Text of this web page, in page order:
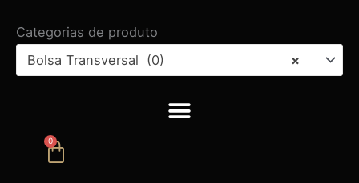
Categorias de produto
×
Bolsa Transversal (0)
0
Carrinho